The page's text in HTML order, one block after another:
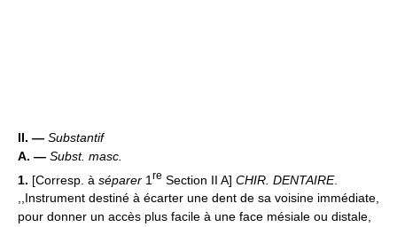
II. — Substantif
A. — Subst. masc.
1. [Corresp. à séparer 1 re Section II A] CHIR. DENTAIRE.
,,Instrument destiné à écarter une dent de sa voisine immédiate,
pour donner un accès plus facile à une face mésiale ou distale,